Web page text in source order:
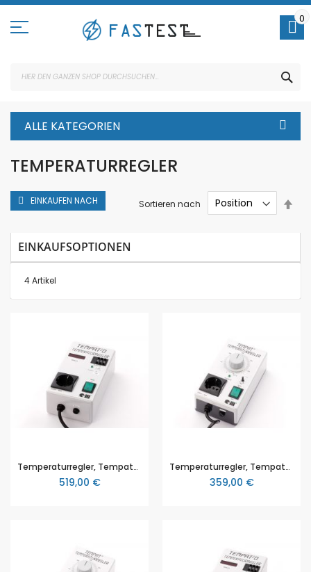
Direkt
Inhalt
0
ALLE KATEGORIEN
TEMPERATURREGLER
4Artikel
Sortieren nach
Temperaturregler, Tempat®-D, für Pt 100, 0-400°C, von Messmer Emtronic
519,00 €
Temperaturregler, Tempat®, für Pt 100, 0-100°C, von Messmer Emtronic
359,00 €
EINKAUFEN NACH
EINKAUFSOPTIONEN